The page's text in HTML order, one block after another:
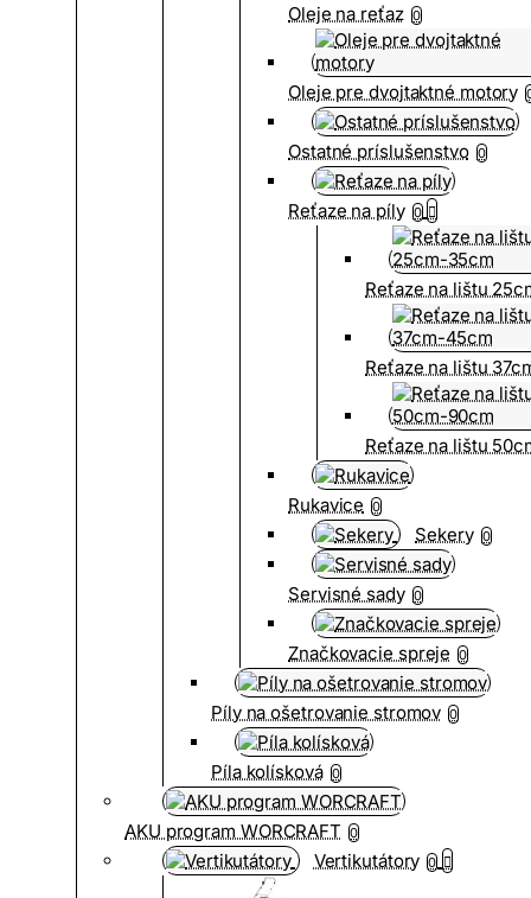
Oleje na reťaz 0
Oleje pre dvojtaktné motory
Ostatné príslušenstvo 0
Reťaze na píly 0
Reťaze na lištu
Reťaze na lištu
Reťaze na lištu
Rukavice 0
Sekery 0
Servisné sady 0
Značkovacie spreje 0
Píly na ošetrovanie stromov 0
Píla kolísková 0
AKU program WORCRAFT 0
Vertikutátory 0